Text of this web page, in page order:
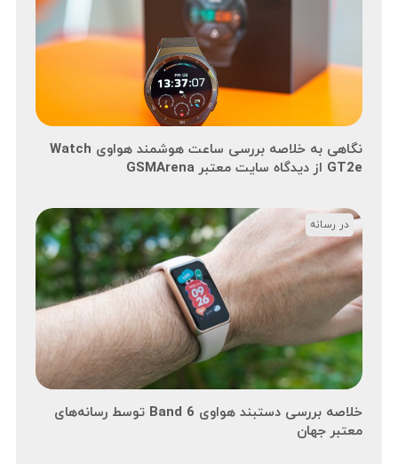
نگاهی به خلاصه بررسی ساعت هوشمند هواوی Watch
GT2e از دیدگاه سایت معتبر GSMArena
خلاصه بررسی دستبند هواوی Band 6 توسط رسانه‌های
معتبر جهان
در رسانه